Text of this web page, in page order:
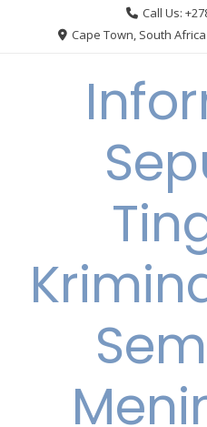
Call Us:
Cape Town, South Africa